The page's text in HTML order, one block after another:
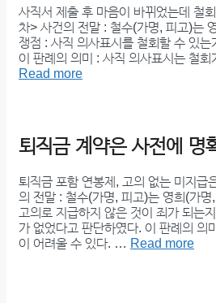
사직서 제출 후 마음이 바뀌었는데 철
차> 사건의 전말 : 철수(가명, 피고)는
쟁점 : 사직 의사표시를 철회할 수 있
이 판례의 의미 : 사직 의사표시는 철
Read more
퇴직금 계약은 사전에 명
퇴직금 포함 연봉제, 고의 없는 미지
의 전말 : 철수(가명, 피고)는 영희(가
고의로 지급하지 않은 것이 죄가 되는
가 없었다고 판단하였다. 이 판례의 의
이 어려울 수 있다. … Read more